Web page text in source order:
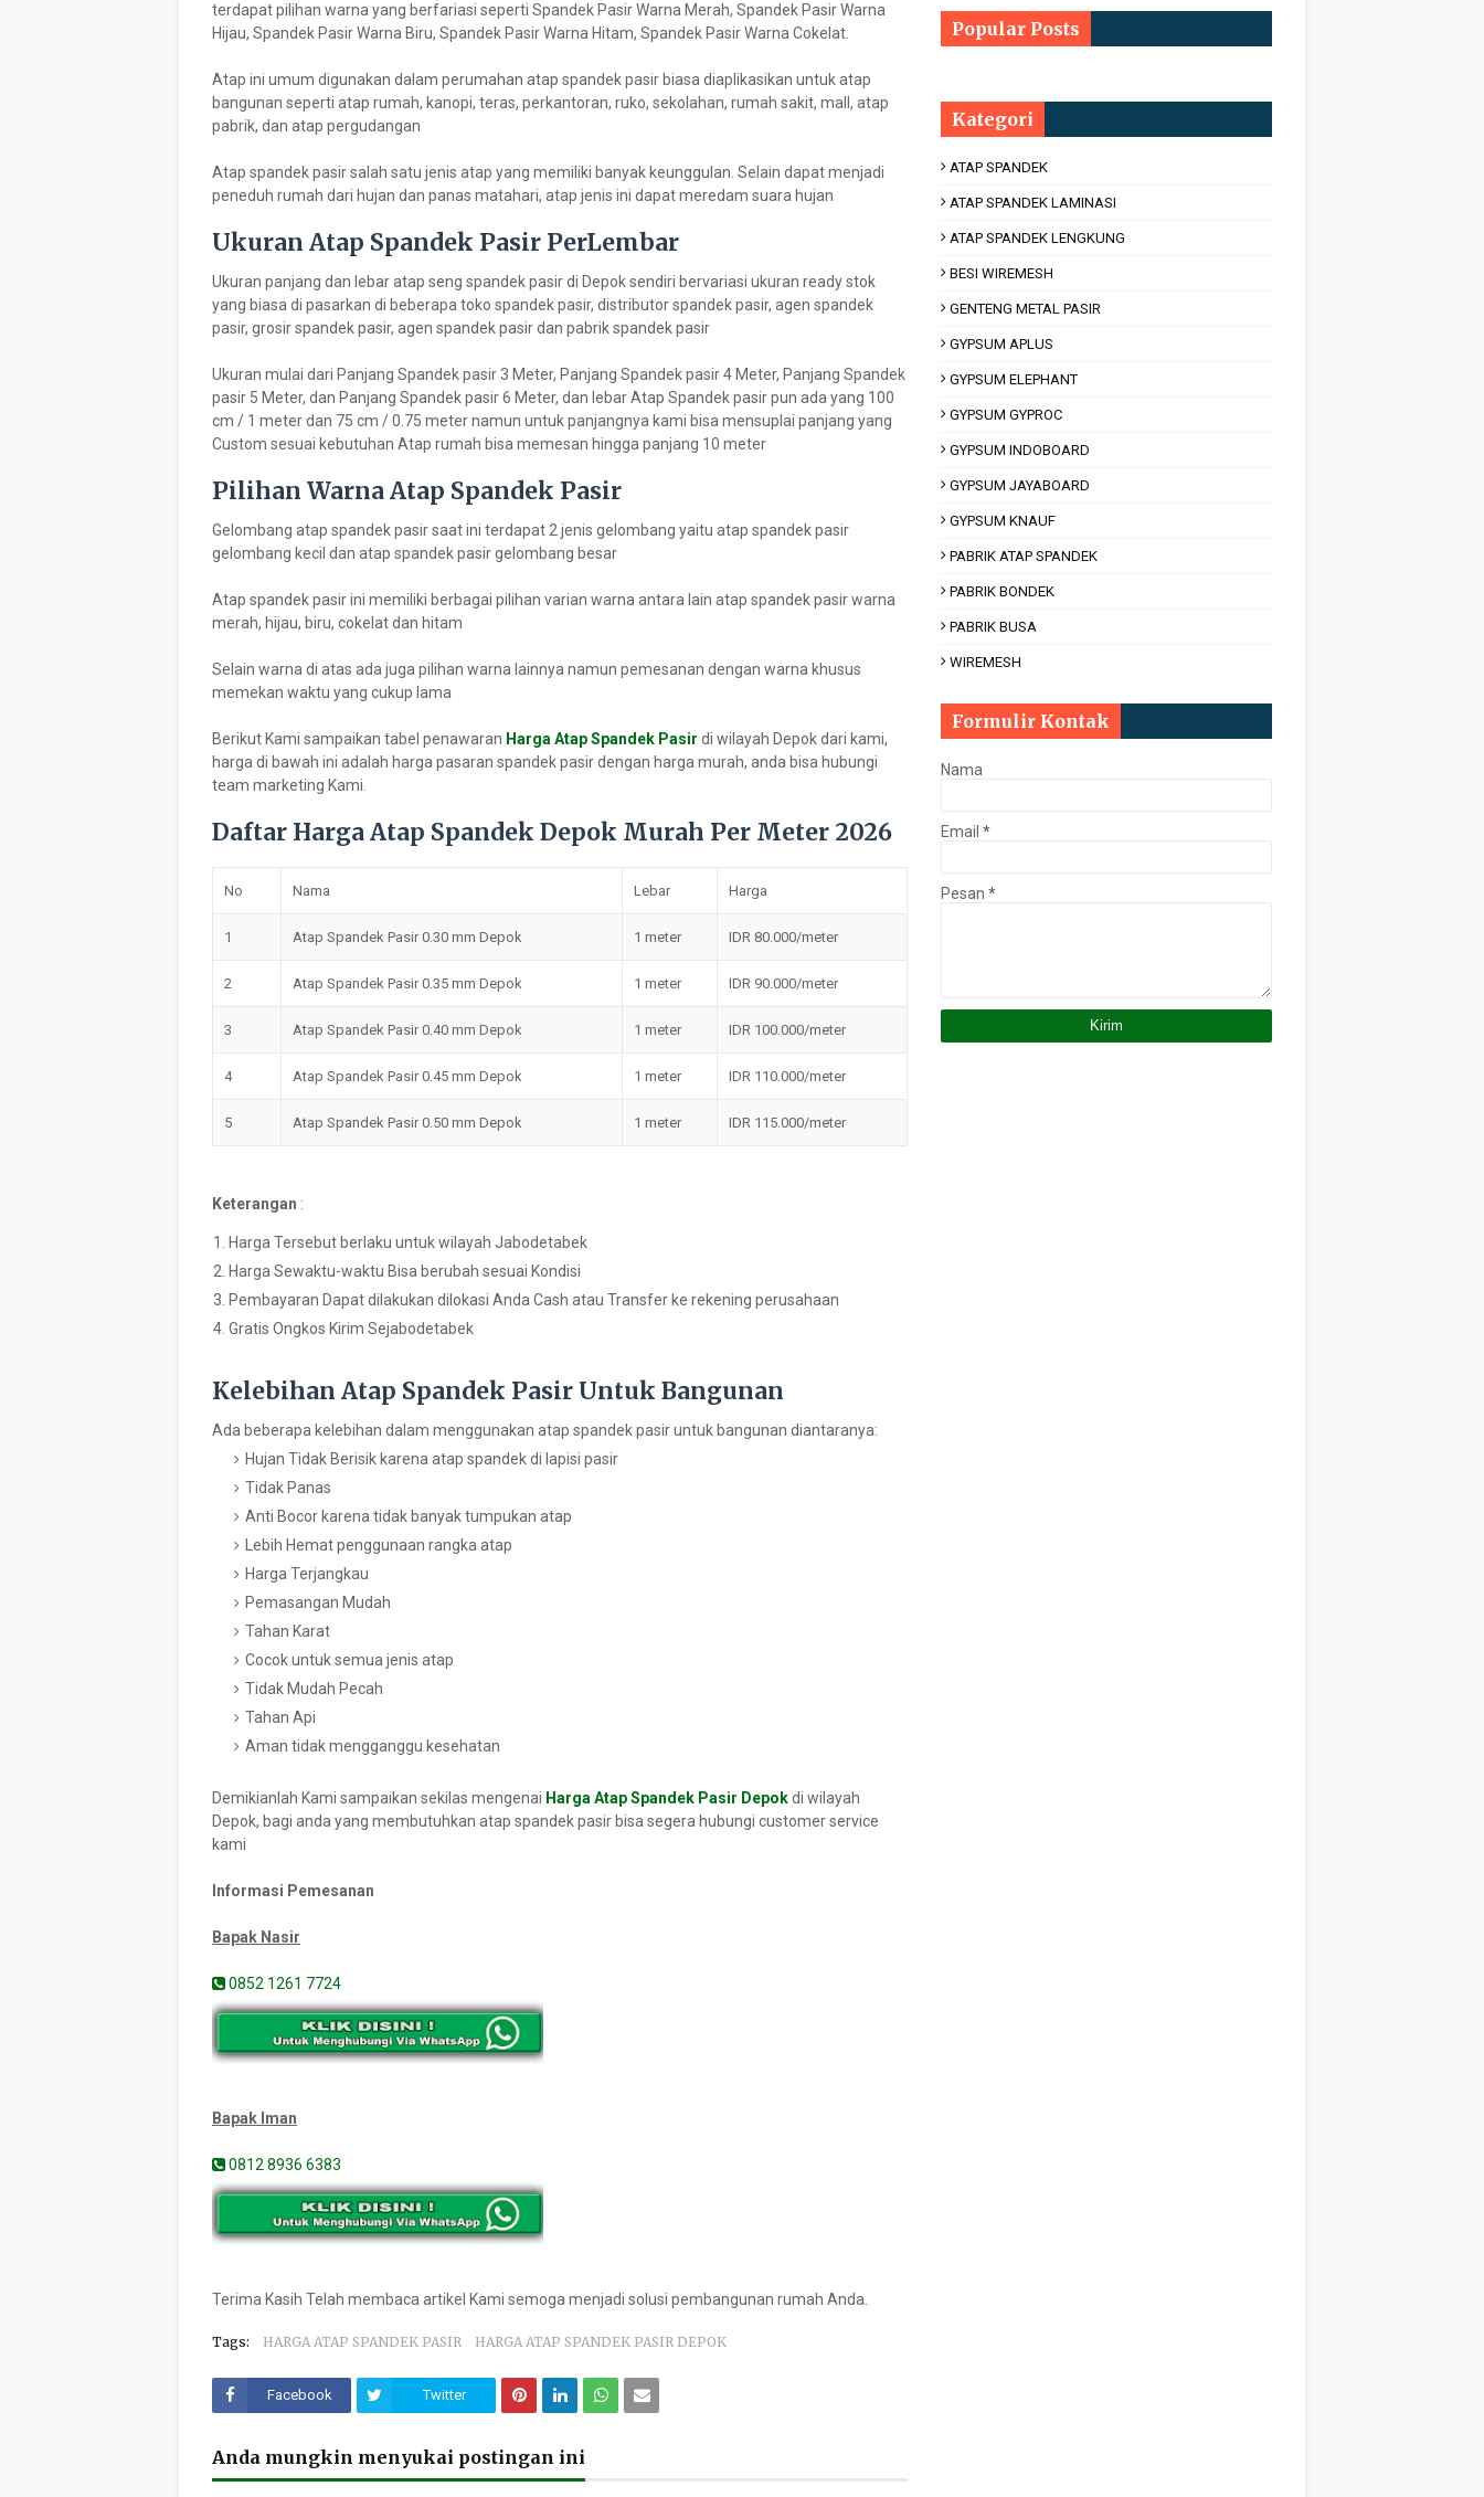
terdapat pilihan warna yang berfariasi seperti Spandek Pasir Warna Merah, Spandek Pasir Warna
Hijau, Spandek Pasir Warna Biru, Spandek Pasir Warna Hitam, Spandek Pasir Warna Cokelat.
Atap ini umum digunakan dalam perumahan atap spandek pasir biasa diaplikasikan untuk atap
bangunan seperti atap rumah, kanopi, teras, perkantoran, ruko, sekolahan, rumah sakit, mall, atap
pabrik, dan atap pergudangan
Atap spandek pasir salah satu jenis atap yang memiliki banyak keunggulan. Selain dapat menjadi
peneduh rumah dari hujan dan panas matahari, atap jenis ini dapat meredam suara hujan
Ukuran Atap Spandek Pasir PerLembar
Ukuran panjang dan lebar atap seng spandek pasir di Depok sendiri bervariasi ukuran ready stok
yang biasa di pasarkan di beberapa toko spandek pasir, distributor spandek pasir, agen spandek
pasir, grosir spandek pasir, agen spandek pasir dan pabrik spandek pasir
Ukuran mulai dari Panjang Spandek pasir 3 Meter, Panjang Spandek pasir 4 Meter, Panjang Spandek
pasir 5 Meter, dan Panjang Spandek pasir 6 Meter, dan lebar Atap Spandek pasir pun ada yang 100
cm / 1 meter dan 75 cm / 0.75 meter namun untuk panjangnya kami bisa mensuplai panjang yang
Custom sesuai kebutuhan Atap rumah bisa memesan hingga panjang 10 meter
Pilihan Warna Atap Spandek Pasir
Gelombang atap spandek pasir saat ini terdapat 2 jenis gelombang yaitu atap spandek pasir
gelombang kecil dan atap spandek pasir gelombang besar
Atap spandek pasir ini memiliki berbagai pilihan varian warna antara lain atap spandek pasir warna
merah, hijau, biru, cokelat dan hitam
Selain warna di atas ada juga pilihan warna lainnya namun pemesanan dengan warna khusus
memekan waktu yang cukup lama
Berikut Kami sampaikan tabel penawaran Harga Atap Spandek Pasir di wilayah Depok dari kami,
harga di bawah ini adalah harga pasaran spandek pasir dengan harga murah, anda bisa hubungi
team marketing Kami.
Daftar Harga Atap Spandek Depok Murah Per Meter 2026
No Nama Lebar Harga
1 Atap Spandek Pasir 0.30 mm Depok 1 meter IDR 80.000/meter
2 Atap Spandek Pasir 0.35 mm Depok 1 meter IDR 90.000/meter
3 Atap Spandek Pasir 0.40 mm Depok 1 meter IDR 100.000/meter
4 Atap Spandek Pasir 0.45 mm Depok 1 meter IDR 110.000/meter
5 Atap Spandek Pasir 0.50 mm Depok 1 meter IDR 115.000/meter
Keterangan :
Harga Tersebut berlaku untuk wilayah Jabodetabek
Harga Sewaktu-waktu Bisa berubah sesuai Kondisi
Pembayaran Dapat dilakukan dilokasi Anda Cash atau Transfer ke rekening perusahaan
Gratis Ongkos Kirim Sejabodetabek
Kelebihan Atap Spandek Pasir Untuk Bangunan
Ada beberapa kelebihan dalam menggunakan atap spandek pasir untuk bangunan diantaranya:
Hujan Tidak Berisik karena atap spandek di lapisi pasir
Tidak Panas
Anti Bocor karena tidak banyak tumpukan atap
Lebih Hemat penggunaan rangka atap
Harga Terjangkau
Pemasangan Mudah
Tahan Karat
Cocok untuk semua jenis atap
Tidak Mudah Pecah
Tahan Api
Aman tidak mengganggu kesehatan
Demikianlah Kami sampaikan sekilas mengenai Harga Atap Spandek Pasir Depokdi wilayah
Depok, bagi anda yang membutuhkan atap spandek pasir bisa segera hubungi customer service
kami
Informasi Pemesanan
Bapak Nasir
0852 1261 7724
Bapak Iman
0812 8936 6383
Terima Kasih Telah membaca artikel Kami semoga menjadi solusi pembangunan rumah Anda.
Tags: HARGA ATAP SPANDEK PASIR HARGA ATAP SPANDEK PASIR DEPOK
Facebook Twitter
Anda mungkin menyukai postingan ini
Popular Posts
Kategori
ATAP SPANDEK
ATAP SPANDEK LAMINASI
ATAP SPANDEK LENGKUNG
BESI WIREMESH
GENTENG METAL PASIR
GYPSUM APLUS
GYPSUM ELEPHANT
GYPSUM GYPROC
GYPSUM INDOBOARD
GYPSUM JAYABOARD
GYPSUM KNAUF
PABRIK ATAP SPANDEK
PABRIK BONDEK
PABRIK BUSA
WIREMESH
Formulir Kontak
Nama
Email *
Pesan *